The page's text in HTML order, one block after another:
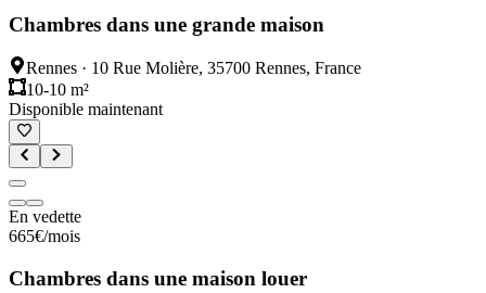
Chambres dans une grande maison
Rennes · 10 Rue Molière, 35700 Rennes, France
10-10 m²
Disponible maintenant
En vedette
665€/mois
Chambres dans une maison louer